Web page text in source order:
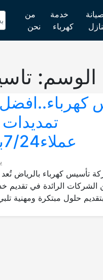
خدمة
كهرباء
من
نحن
الوسم:
عملاء7/24بـ ضمان الجودة
تأسيس كهرباء بالرياض
الشركات الرائدة في تقديم
حلول مبتكرة ومهنية